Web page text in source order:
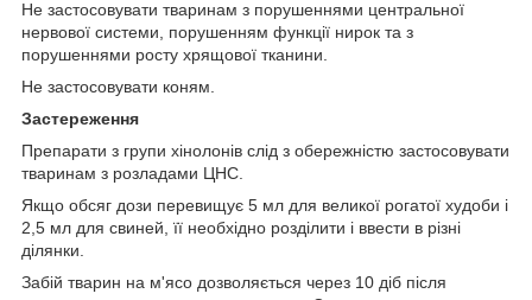
Не застосовувати тваринам з порушеннями центральної
нервової системи, порушенням функції нирок та з
порушеннями росту хрящової тканини.
Не застосовувати коням.
Застереження
Препарати з групи хінолонів слід з обережністю застосовувати
тваринам з розладами ЦНС.
Якщо обсяг дози перевищує 5 мл для великої рогатої худоби і
2,5 мл для свиней, її необхідно розділити і ввести в різні
ділянки.
Забій тварин на м'ясо дозволяється через 10 діб після